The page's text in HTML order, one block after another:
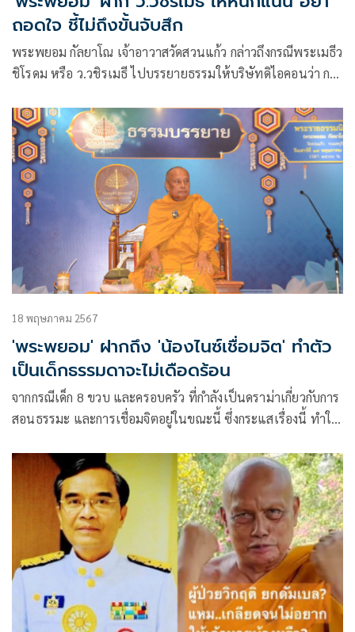
ถอดใจ ชี้ไม่ถึงขั้นจับสึก
พระพยอม กัลยาโณ เจ้าอาวาสวัดสวนแก้ว กล่าวถึงกรณีพระเมธีว
ชิโรดม หรือ ว.วชิรเมธี ไปบรรยายธรรมให้บริษัทดิไอคอนว่า การ
18 พฤษภาคม 2567
'พระพยอม' ฝากถึง 'น้องไนซ์เชื่อมจิต' ทำตัว
เป็นเด็กธรรมดาจะไม่เดือดร้อน
จากกรณีเด็ก 8 ขวบ และครอบครัว ที่กำลังเป็นดราม่าเกี่ยวกับการ
สอนธรรมะ และการเชื่อมจิตอยู่ในขณะนี้ ซึ่งกระแสเรื่องนี้ ทำให้
เนื่อง